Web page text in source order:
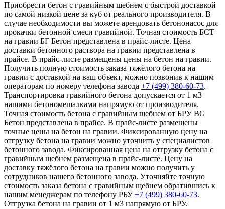
Приобрести бетон с гравийным щебнем с быстрой доставкой
по самой низкой цене за куб от реального производителя. В
случае необходимости вы можете арендовать бетононасос для
прокачки бетонной смеси гравийной. Точная стоимость БСТ
на гравии БГ Бетон представлена в прайс-листе. Цена
доставки бетонного раствора на гравии представлена в
прайсе. В прайс-листе размещены цены на бетон на гравии.
Получить полную стоимость заказа тяжёлого бетона на
гравии с доставкой на ваш объект, можно позвонив к нашим
операторам по номеру телефона завода +7 (499) 380-60-73.
Транспортировка гравийного бетона допускается от 1 м3
нашими бетономешалками напрямую от производителя.
Точная стоимость бетона с гравийным щебнем от БРУ BG
Бетон представлена в прайсе. В прайс-листе размещены
точные цены на бетон на гравии. Фиксированную цену на
отгрузку бетона на гравии можно уточнить у специалистов
бетонного завода. Фиксированная цена на отгрузку бетона с
гравийным щебнем размещена в прайс-листе. Цену на
доставку тяжёлого бетона на гравии можно получить у
сотрудников нашего бетонного завода. Уточняйте точную
стоимость заказа бетона с гравийным щебнем обратившись к
нашим менеджерам по телефону РБУ+7 (499) 380-60-73.
Отгрузка бетона на гравии от 1 м3 напрямую от БРУ.